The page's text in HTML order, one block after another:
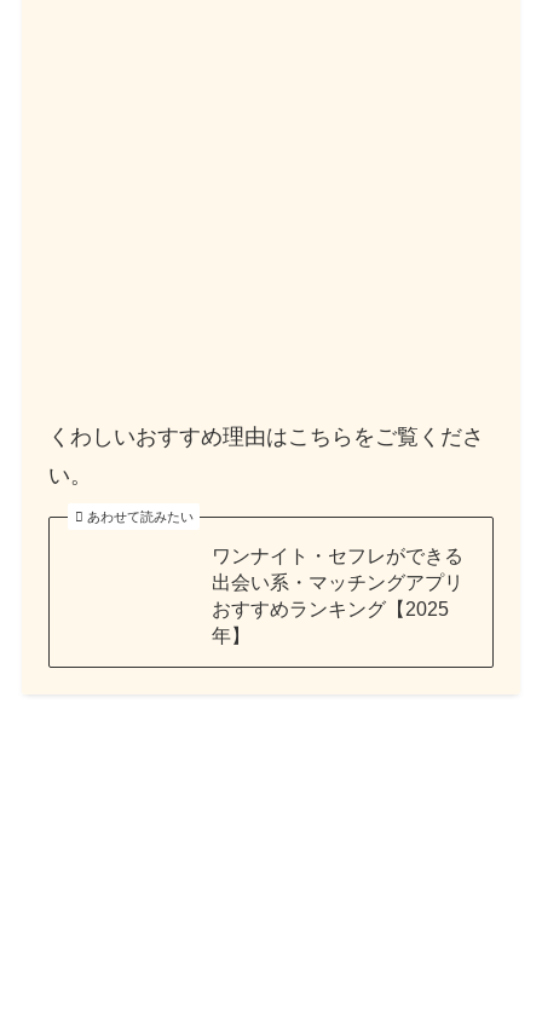
くわしいおすすめ理由はこちらをご覧くださ
い。
あわせて読みたい
ワンナイト・セフレができる
出会い系・マッチングアプリ
おすすめランキング【2025
年】